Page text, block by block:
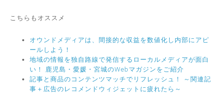
こちらもオススメ
オウンドメディアは、間接的な収益を数値化し内部にアピ
ールしよう！
地域の情報を独自路線で発信するローカルメディアが面白
い！ 鹿児島・愛媛・宮城のWebマガジンをご紹介
記事と商品のコンテンツマッチでリフレッシュ！ ～関連記
事＋広告のレコメンドウィジェットに疲れたら～